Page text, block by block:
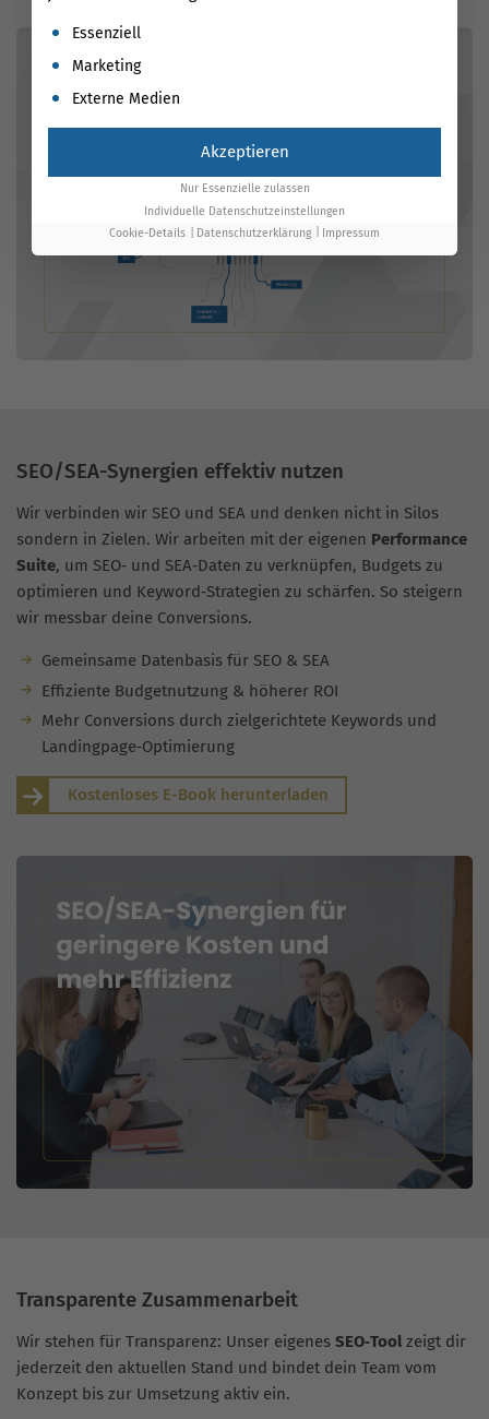
SEO/SEA-Synergien effektiv nutzen
Wir verbinden wir SEO und SEA und denken nicht in Silos
sondern in Zielen. Wir arbeiten mit der eigenen Performance
Suite, um SEO‑ und SEA‑Daten zu verknüpfen, Budgets zu
optimieren und Keyword‑Strategien zu schärfen. So steigern
wir messbar deine Conversions.
Gemeinsame Datenbasis für SEO & SEA
Effiziente Budgetnutzung & höherer ROI
Mehr Conversions durch zielgerichtete Keywords und
Landingpage‑Optimierung
Kostenloses E-Book herunterladen
Transparente Zusammenarbeit
Wir stehen für Transparenz: Unser eigenes SEO‑Toolzeigt dir
jederzeit den aktuellen Stand und bindet dein Team vom
Konzept bis zur Umsetzung aktiv ein.
Es folgt eine Liste der Service-Gruppen, für die eine
Essenziell
Marketing
Externe Medien
Akzeptieren
Nur Essenzielle zulassen
Individuelle Datenschutzeinstellungen
Cookie-Details
Datenschutzerklärung Impressum